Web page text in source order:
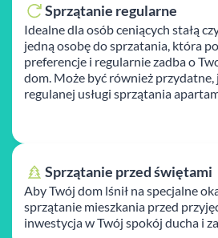
Sprzątanie regularne
Idealne dla osób ceniących stałą
jedną osobę do sprzatania, która
preferencje i regularnie zadba o
dom. Może być również
regulanej usługi sprzątania
Sprzątanie przed świętami
Aby Twój dom lśnił na specjalne
sprzątanie mieszkania przed
inwestycja w Twój spokój ducha i